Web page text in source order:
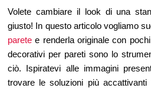
Volete cambiare il look di una
giusto! In questo articolo vogliamo
parete e renderla originale con
decorativi per pareti sono lo
ciò. Ispiratevi alle immagini
trovare le soluzioni più